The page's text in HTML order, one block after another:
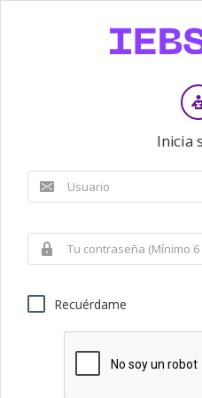
Inicia
Recuérdame